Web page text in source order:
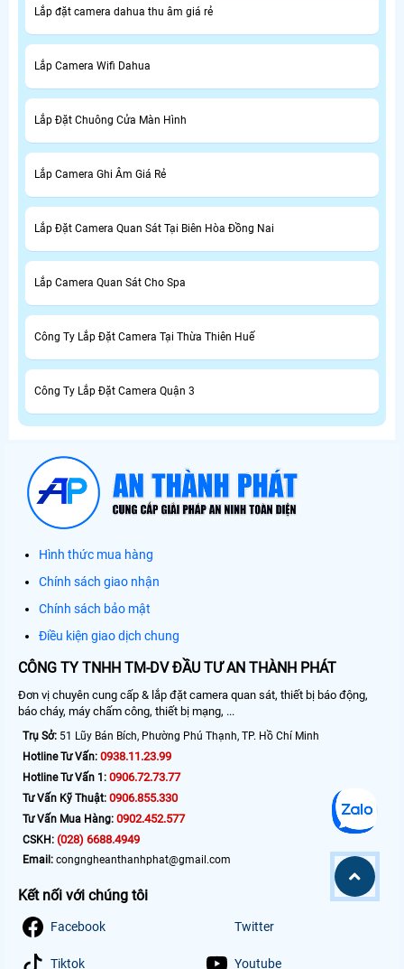
Lắp đặt camera dahua thu âm giá rẻ
Lắp Camera Wifi Dahua
Lắp Đặt Chuông Cửa Màn Hình
Lắp Camera Ghi Âm Giá Rẻ
Lắp Đặt Camera Quan Sát Tại Biên Hòa Đồng Nai
Lắp Camera Quan Sát Cho Spa
Công Ty Lắp Đặt Camera Tại Thừa Thiên Huế
Công Ty Lắp Đặt Camera Quận 3
Hình thức mua hàng
Chính sách giao nhận
Chính sách bảo mật
Điều kiện giao dịch chung
CÔNG TY TNHH TM-DV ĐẦU TƯ AN THÀNH PHÁT
Đơn vị chuyên cung cấp & lắp đặt camera quan sát, thiết bị báo động,
báo cháy, máy chấm công, thiết bị mạng, ...
Trụ Sở: 51 Lũy Bán Bích, Phường Phú Thạnh, TP. Hồ Chí Minh
Hotline Tư Vấn: 0938.11.23.99
Hotline Tư Vấn 1: 0906.72.73.77
Tư Vấn Kỹ Thuật: 0906.855.330
Tư Vấn Mua Hàng: 0902.452.577
CSKH: (028) 6688.4949
Email: congngheanthanhphat@gmail.com
Kết nối với chúng tôi
Facebook Twitter
Tiktok Youtube